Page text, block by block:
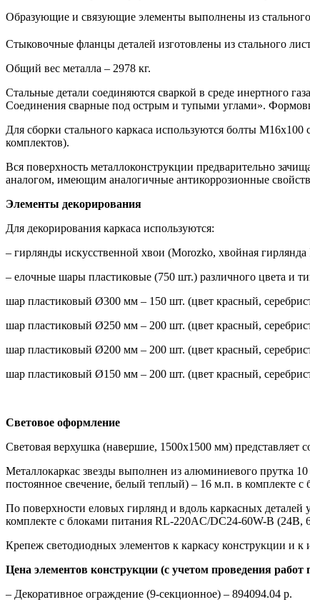
Образующие и связующие элементы выполнены из
Стыковочные фланцы деталей изготовлены из стального
Общий вес металла – 2978 кг.
Стальные детали соединяются сваркой в среде инертного
Соединения сварные под острым и тупыми углами».
Для сборки стального каркаса используются болты
комплектов).
Вся поверхность металлоконструкции предварительно
аналогом, имеющим аналогичные антикоррозионные
Элементы декорирования
Для декорирования каркаса используются:
– гирлянды искусственной хвои (Morozko, хвойная
– елочные шары пластиковые (750 шт.) различного цвета и
шар пластиковый Ø300 мм – 150 шт. (цвет красный,
шар пластиковый Ø250 мм – 200 шт. (цвет красный,
шар пластиковый Ø200 мм – 200 шт. (цвет красный,
шар пластиковый Ø150 мм – 200 шт. (цвет красный,
Световое оформление
Световая верхушка (навершие, 1500х1500 мм) представляет
Металлокаркас звезды выполнен из алюминиевого
постоянное свечение, белый теплый) – 16 м.п. в комплекте
По поверхности еловых гирлянд и вдоль каркасных
комплекте с блоками питания RL-220AC/DC24-60W-B (24В,
Крепеж светодиодных элементов к каркасу конструкции и
Цена элементов конструкции (с учетом проведения
– Декоративное ограждение (9-секционное) – 894094.04 р.